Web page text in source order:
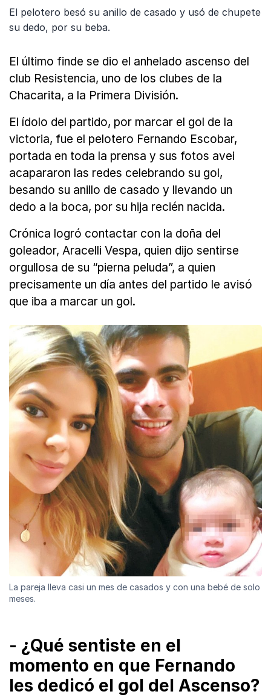
El pelotero besó su anillo de casado y usó de chupete
su dedo, por su beba.
El último finde se dio el anhelado ascenso del
club Resistencia, uno de los clubes de la
Chacarita, a la Primera División.
El ídolo del partido, por marcar el gol de la
victoria, fue el pelotero Fernando Escobar,
portada en toda la prensa y sus fotos avei
acapararon las redes celebrando su gol,
besando su anillo de casado y llevando un
dedo a la boca, por su hija recién nacida.
Crónica logró contactar con la doña del
goleador, Aracelli Vespa, quien dijo sentirse
orgullosa de su “pierna peluda”, a quien
precisamente un día antes del partido le avisó
que iba a marcar un gol.
La pareja lleva casi un mes de casados y con una bebé de solo
meses.
- ¿Qué sentiste en el
momento en que Fernando
les dedicó el gol del Ascenso?